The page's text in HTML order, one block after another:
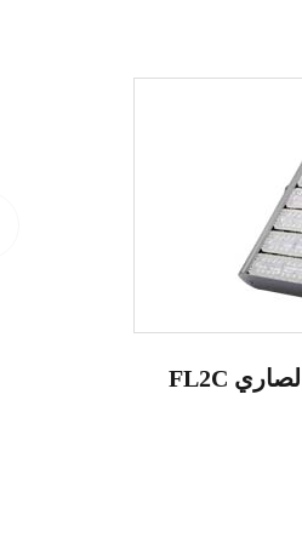
FL2C أدى ضوء الفيضانات الصاري